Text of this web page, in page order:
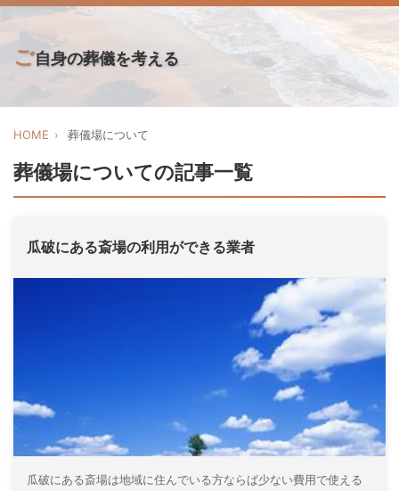
ご自身の葬儀を考える
HOME 葬儀場について
葬儀場についての記事一覧
瓜破にある斎場の利用ができる業者
瓜破にある斎場は地域に住んでいる方ならば少ない費用で使える